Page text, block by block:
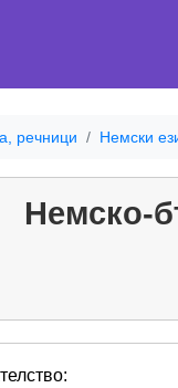
речници Немски
Немско-